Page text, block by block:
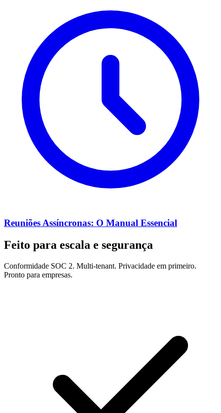
Reuniões Assíncronas: O Manual Essencial
Feito para escala e segurança
Conformidade SOC 2. Multi-tenant. Privacidade em primeiro.
Pronto para empresas.